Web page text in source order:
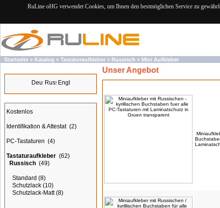
RuLine oHG verwendet Cookies, um Ihnen den bestmöglichen Service zu
Startseite » Katalog » Tastaturaufkleber » Russisch » Mini Aufkleber
Kostenlos
Identifikation & Attestat (2)
PC-Tastaturen (4)
Tastaturaufkleber (62)
Russisch (49)
Standard (8)
Schutzlack (10)
Schutzlack-Matt(8)
Unser Angebot